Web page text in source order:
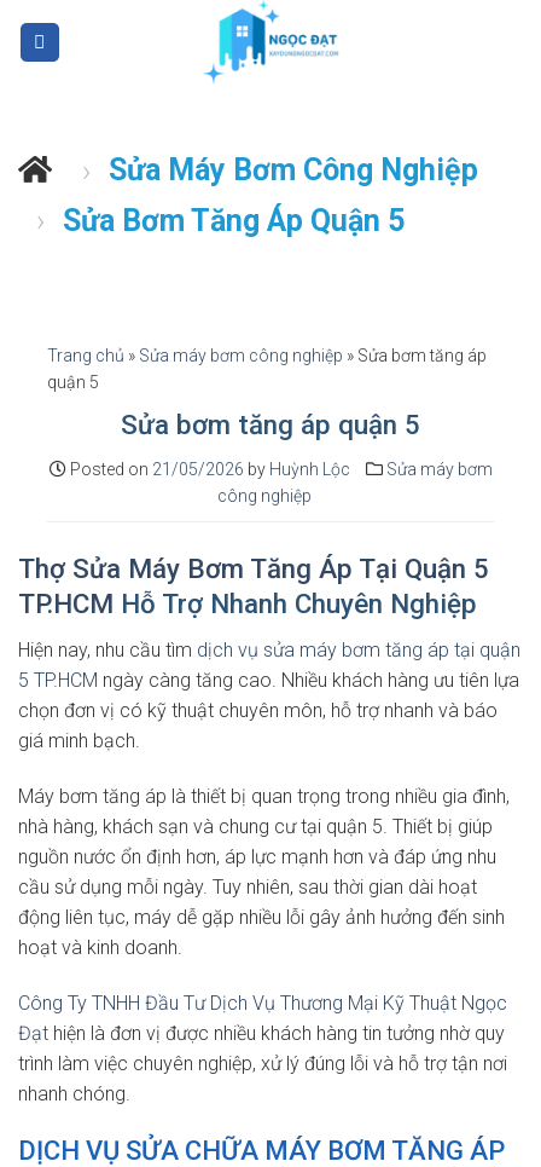
› Sửa Máy Bơm Công Nghiệp
› Sửa Bơm Tăng Áp Quận 5
Trang chủ » Sửa máy bơm công nghiệp » Sửa bơm tăng áp
quận 5
Sửa bơm tăng áp quận 5
Posted on 21/05/2026 by Huỳnh Lộc
Sửa máy bơm
công nghiệp
Thợ Sửa Máy Bơm Tăng Áp Tại Quận 5
TP.HCM Hỗ Trợ Nhanh Chuyên Nghiệp
Hiện nay, nhu cầu tìm dịch vụ sửa máy bơm tăng áp tại quận
5 TP.HCM ngày càng tăng cao. Nhiều khách hàng ưu tiên lựa
chọn đơn vị có kỹ thuật chuyên môn, hỗ trợ nhanh và báo
giá minh bạch.
Máy bơm tăng áp là thiết bị quan trọng trong nhiều gia đình,
nhà hàng, khách sạn và chung cư tại quận 5. Thiết bị giúp
nguồn nước ổn định hơn, áp lực mạnh hơn và đáp ứng nhu
cầu sử dụng mỗi ngày. Tuy nhiên, sau thời gian dài hoạt
động liên tục, máy dễ gặp nhiều lỗi gây ảnh hưởng đến sinh
hoạt và kinh doanh.
Công Ty TNHH Đầu Tư Dịch Vụ Thương Mại Kỹ Thuật Ngọc
Đạt hiện là đơn vị được nhiều khách hàng tin tưởng nhờ quy
trình làm việc chuyên nghiệp, xử lý đúng lỗi và hỗ trợ tận nơi
nhanh chóng.
DỊCH VỤ SỬA CHỮA MÁY BƠM TĂNG ÁP